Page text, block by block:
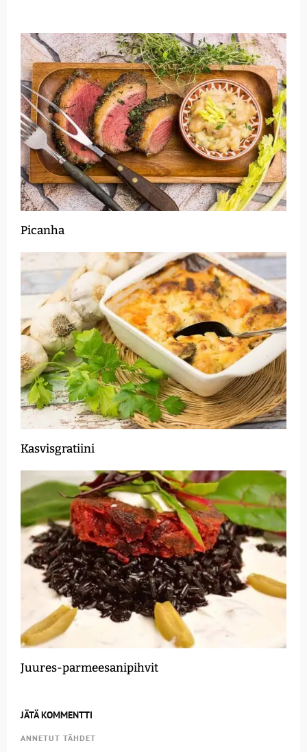
Picanha
Kasvisgratiini
Juures-parmeesanipihvit
JÄTÄ KOMMENTTI
ANNETUT TÄHDET